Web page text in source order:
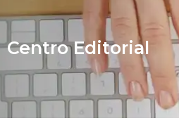
Centro Editorial